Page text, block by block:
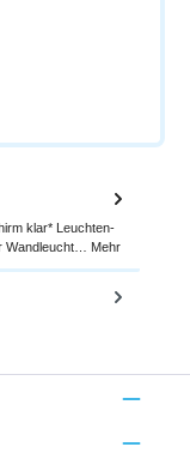
klar* Leuchten-
Wandleucht… Mehr